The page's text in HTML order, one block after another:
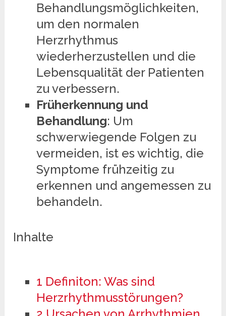
Behandlungsmöglichkeiten,
um den normalen
Herzrhythmus
wiederherzustellen und die
Lebensqualität der Patienten
zu verbessern.
Früherkennung und
Behandlung: Um
schwerwiegende Folgen zu
vermeiden, ist es wichtig, die
Symptome frühzeitig zu
erkennen und angemessen zu
behandeln.
Inhalte
1 Definiton: Was sind
Herzrhythmusstörungen?